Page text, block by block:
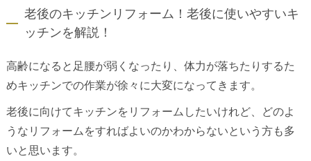
老後のキッチンリフォーム！老後に使いやすいキ
ッチンを解説！
高齢になると足腰が弱くなったり、体力が落ちたりするた
めキッチンでの作業が徐々に大変になってきます。
老後に向けてキッチンをリフォームしたいけれど、どのよ
うなリフォームをすればよいのかわからないという方も多
いと思います。